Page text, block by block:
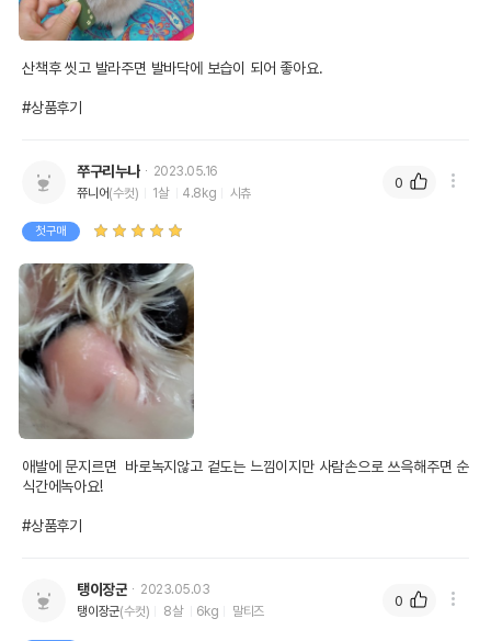
산책후 씻고 발라주면 발바닥에 보습이 되어 좋아요.
#상품후기
쭈구리누나
2023.05.16
쮸니어(수컷) 1살 4.8kg 시츄
첫구매
애발에 문지르면  바로녹지않고 겉도는 느낌이지만 사람손으로 쓰윽해주면 순
식간에녹아요!
#상품후기
0
탱이장군
2023.05.03
탱이장군(수컷) 8살 6kg 말티즈
0